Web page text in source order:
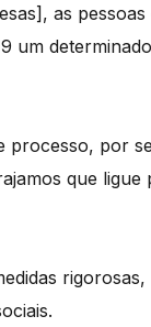
as
um
por
que